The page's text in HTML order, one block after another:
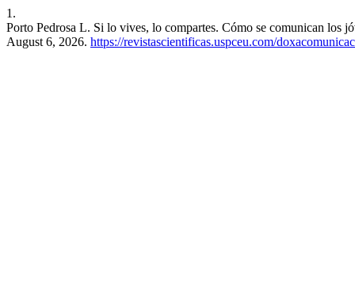
1.
Porto Pedrosa L. Si lo vives, lo compartes. Cómo se comunican los
August 6, 2026. https://revistascientificas.uspceu.com/